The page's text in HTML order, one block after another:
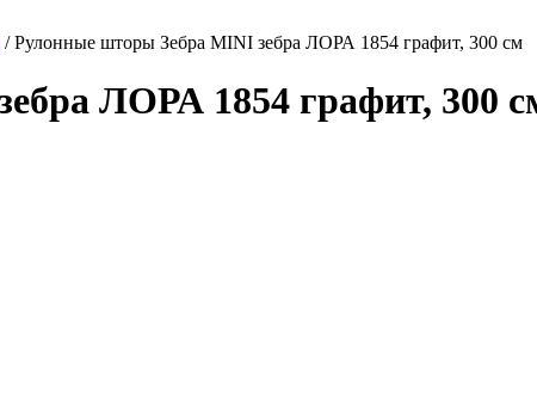
/ Рулонные шторы Зебра MINI зебра ЛОРА 1854 графит, 300 см
ЛОРА 1854 графит, 300